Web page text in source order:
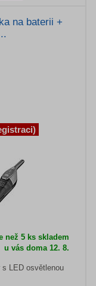
na baterii +
než 5 ks skladem
u vás doma 12. 8.
LED osvětlenou